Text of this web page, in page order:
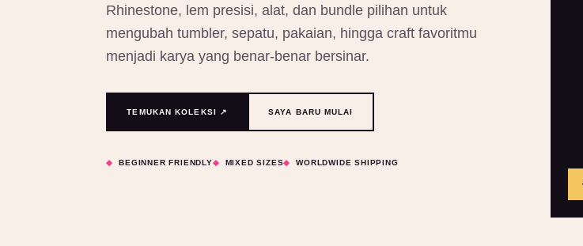
Rhinestone, lem presisi, alat, dan bundle pilihan untuk
mengubah tumbler, sepatu, pakaian, hingga craft favoritmu
menjadi karya yang benar-benar bersinar.
TEMUKAN KOLEKSI ↗ SAYA BARU MULAI
BEGINNER FRIENDLY MIXED SIZES WORLDWIDE SHIPPING